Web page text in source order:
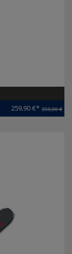
259,90 €* 350,00 €